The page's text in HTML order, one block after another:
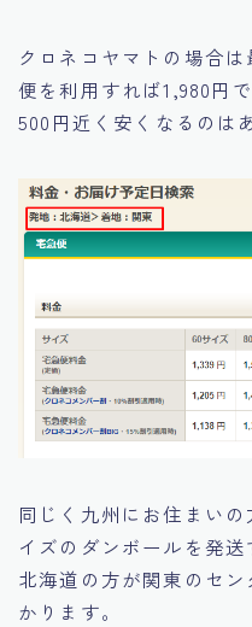
クロネコヤマトの場合
便を利用すれば1,980円
500円近く安くなるのは
同じく九州にお住まい
イズのダンボールを発送
北海道の方が関東のセ
かります。